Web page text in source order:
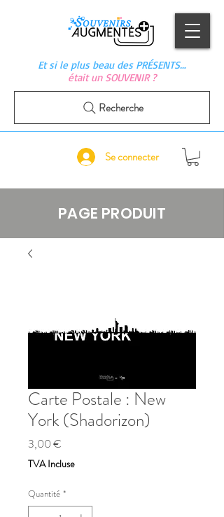
Et si le plus beau des PRÉSENTS…
était un SOUVENIR ?
Se connecter
Recherche
PAGE PRODUIT
Carte Postale : New
York (Shadorizon)
3,00 €
TVA Incluse
Quantité *